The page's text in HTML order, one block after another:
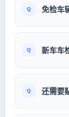
免检车
新车车
还需要